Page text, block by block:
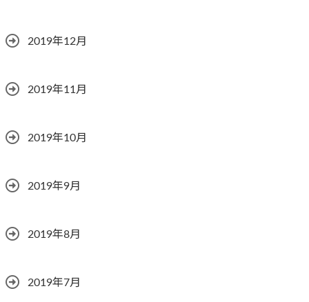
2019年12月
2019年11月
2019年10月
2019年9月
2019年8月
2019年7月